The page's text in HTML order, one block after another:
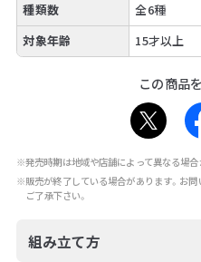
種類数
全6種
対象年齢
15才以上
この商品
※発売時期は地域や店舗によって異なる場合
※販売が終了している場合があります。お
ご了承下さい。
組み立て方